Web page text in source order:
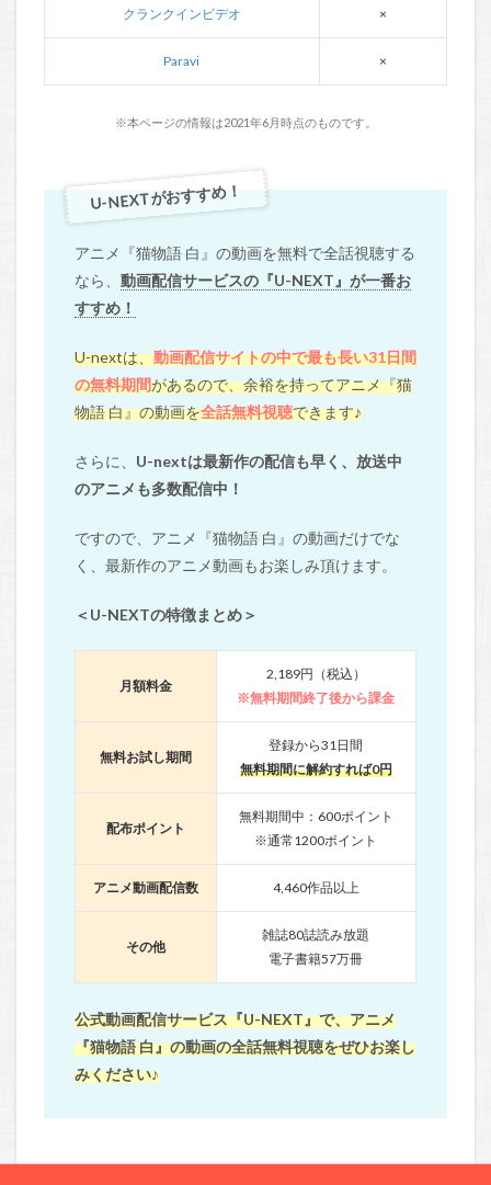
クランクインビデオ ×
Paravi ×
※本ページの情報は2021年6月時点のものです。
U-NEXTがおすすめ！
アニメ『猫物語 白』の動画を無料で全話視聴する
なら、 動画配信サービスの『U-NEXT』が一番お
すすめ！
U-nextは、動画配信サイトの中で最も長い31日間
の無料期間があるので、余裕を持ってアニメ『猫
物語 白』の動画を全話無料視聴できます♪
さらに、 U-nextは最新作の配信も早く、放送中
のアニメも多数配信中！
ですので、アニメ『猫物語 白』の動画だけでな
く、最新作のアニメ動画もお楽しみ頂けます。
＜U-NEXTの特徴まとめ＞
月額料金
2,189円（税込）
※無料期間終了後から課金
無料お試し期間
登録から31日間
無料期間に解約すれば0円
配布ポイント
無料期間中：600ポイント
※通常1200ポイント
アニメ動画配信数 4,460作品以上
その他
雑誌80誌読み放題
電子書籍57万冊
公式動画配信サービス『U-NEXT』で、アニメ
『猫物語 白』の動画の全話無料視聴をぜひお楽し
みください♪